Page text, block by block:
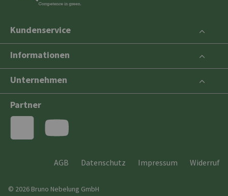
Kundenservice
Informationen
Unternehmen
Partner
AGB Datenschutz Impressum Widerruf
© 2026 Bruno Nebelung GmbH